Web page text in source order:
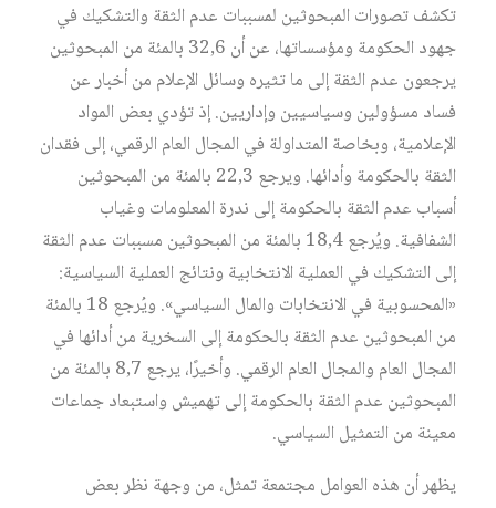
تكشف تصورات المبحوثين لمسببات عدم الثقة والتشكيك في
جهود الحكومة ومؤسساتها، عن أن 32,6 بالمئة من المبحوثين
يرجعون عدم الثقة إلى ما تثيره وسائل الإعلام من أخبار عن
فساد مسؤولين وسياسيين وإداريين. إذ تؤدي بعض المواد
الإعلامية، وبخاصة المتداولة في المجال العام الرقمي، إلى فقدان
الثقة بالحكومة وأدائها. ويرجع 22,3 بالمئة من المبحوثين
أسباب عدم الثقة بالحكومة إلى ندرة المعلومات وغياب
الشفافية. ويُرجع 18,4 بالمئة من المبحوثين مسببات عدم الثقة
إلى التشكيك في العملية الانتخابية ونتائج العملية السياسية:
«المحسوبية في الانتخابات والمال السياسي». ويُرجع 18 بالمئة
من المبحوثين عدم الثقة بالحكومة إلى السخرية من أدائها في
المجال العام والمجال العام الرقمي. وأخيرًا، يرجع 8,7 بالمئة من
المبحوثين عدم الثقة بالحكومة إلى تهميش واستبعاد جماعات
معينة من التمثيل السياسي.
يظهر أن هذه العوامل مجتمعة تمثل، من وجهة نظر بعض